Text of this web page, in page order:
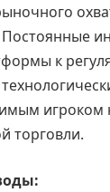
к
игроком
торговли.